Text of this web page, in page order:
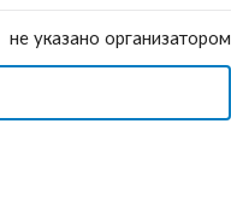
не указано организатором